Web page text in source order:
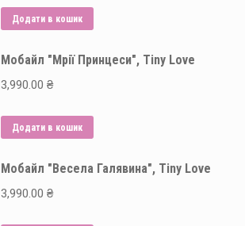
можна
на
Додати в кошик
Мобайл "Мрії Принцеси", Tiny Love
3,990.00 ₴
Додати в кошик
Мобайл "Весела Галявина", Tiny Love
3,990.00 ₴